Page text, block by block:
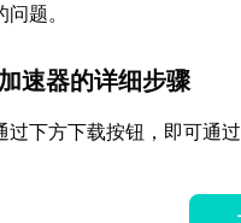
题。
速器的详细步骤
过下方下载按钮，即可通